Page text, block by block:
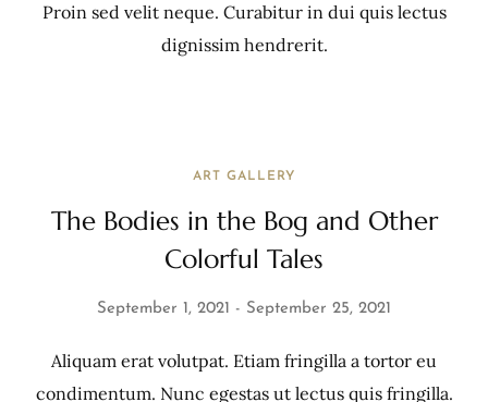
Proin sed velit neque. Curabitur in dui quis lectus
dignissim hendrerit.
ART GALLERY
The Bodies in the Bog and Other
Colorful Tales
September 1, 2021 September 25, 2021
Aliquam erat volutpat. Etiam fringilla a tortor eu
condimentum. Nunc egestas ut lectus quis fringilla.